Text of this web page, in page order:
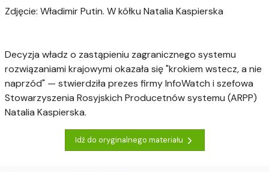
Zdjęcie: Władimir Putin. W kółku Natalia Kaspierska
Decyzja władz o zastąpieniu zagranicznego systemu
rozwiązaniami krajowymi okazała się "krokiem wstecz, a nie
naprzód" — stwierdziła prezes firmy InfoWatch i szefowa
Stowarzyszenia Rosyjskich Producetnów systemu (ARPP)
Natalia Kaspierska.
Idź do oryginalnego materiału